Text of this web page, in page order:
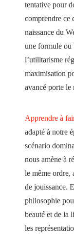
tentative pour
comprendre ce
naissance du
une formule ou
l’utilitarisme
maximisation
avancé porte le
Apprendre à
adapté à notre
scénario
nous amène à
le même ordre,
de jouissance.
philosophie
beauté et de la
les